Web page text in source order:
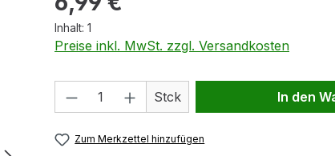
Inhalt: 1
Preise inkl. MwSt. zzgl. Versandkosten
Produkt Anzahl: Gib den
Stck In den
Zum Merkzettel hinzufügen